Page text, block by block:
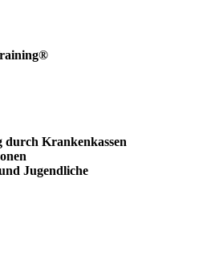
Krankenkassen
Jugendliche